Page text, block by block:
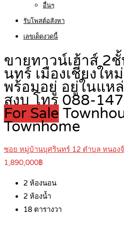
อื่นๆ
รับโพสต์อสังหา
เลขเด็ดงวดนี้
ขายทาวน์เฮ้าส์ 2
นทร์ เมืองเชียงให
พร้อมอยู่ อยู่ในแห
สงบ โทร 088-
For Sale
Townhome
ซอย หมู่บ้านบุศรินทร์ 12 ตำบล หนอง
1,890,000฿
2 ห้องนอน
2 ห้องน้ำ
18 ตารางวา